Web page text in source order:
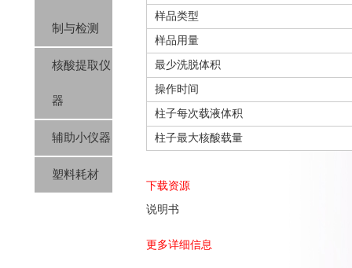
制与检测
核酸提取仪
器
辅助小仪器
塑料耗材
样品类型
样品用量
最少洗脱体积
操作时间
柱子每次载液体积
柱子最大核酸载量
下载资源
说明书
更多详细信息